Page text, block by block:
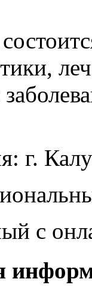
г.
с